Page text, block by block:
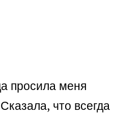
просила меня
что всегда